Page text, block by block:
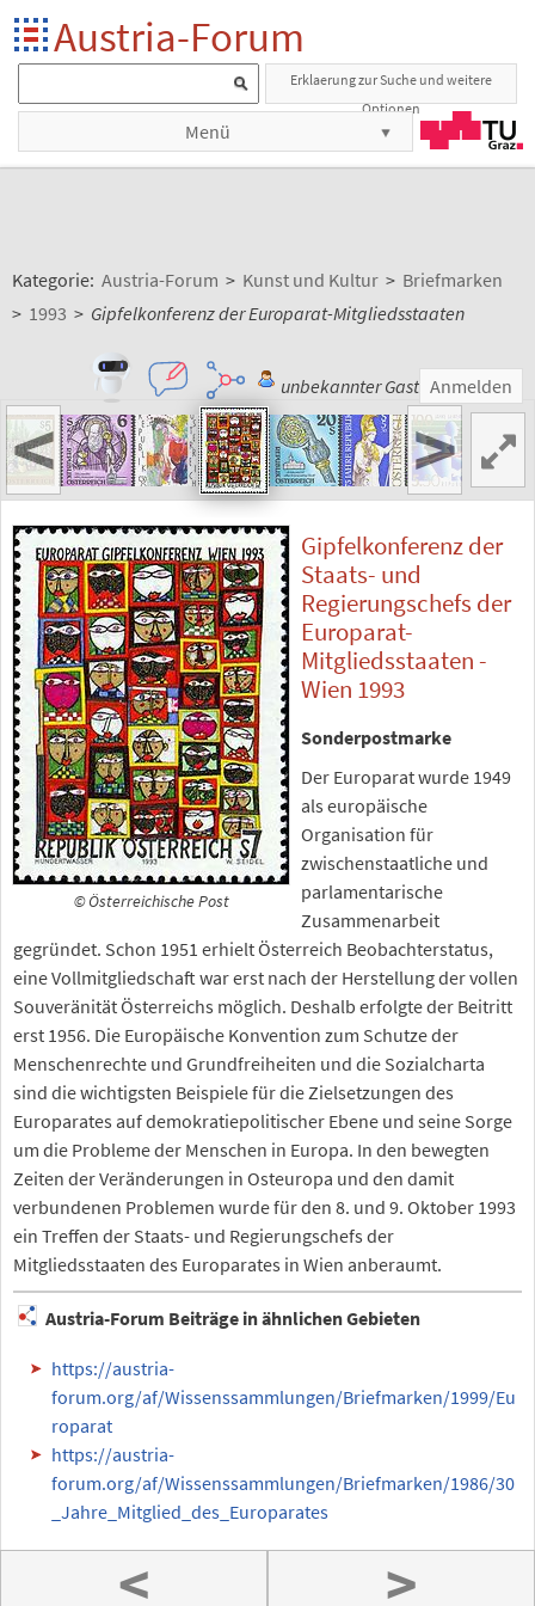
Austria-Forum
Erklaerung zur Suche und weitere
Optionen
Menü
Kategorie: Austria-Forum > Kunst und Kultur > Briefmarken
> 1993 > Gipfelkonferenz der Europarat-Mitgliedsstaaten
unbekannter Gast Anmelden
< >
© Österreichische Post
Gipfelkonferenz der
Staats- und
Regierungschefs der
Europarat-
Mitgliedsstaaten -
Wien 1993
Sonderpostmarke
Der Europarat wurde 1949
als europäische
Organisation für
zwischenstaatliche und
parlamentarische
Zusammenarbeit
gegründet. Schon 1951 erhielt Österreich Beobachterstatus,
eine Vollmitgliedschaft war erst nach der Herstellung der vollen
Souveränität Österreichs möglich. Deshalb erfolgte der Beitritt
erst 1956. Die Europäische Konvention zum Schutze der
Menschenrechte und Grundfreiheiten und die Sozialcharta
sind die wichtigsten Beispiele für die Zielsetzungen des
Europarates auf demokratiepolitischer Ebene und seine Sorge
um die Probleme der Menschen in Europa. In den bewegten
Zeiten der Veränderungen in Osteuropa und den damit
verbundenen Problemen wurde für den 8. und 9. Oktober 1993
ein Treffen der Staats- und Regierungschefs der
Mitgliedsstaaten des Europarates in Wien anberaumt.
Austria-Forum Beiträge in ähnlichen Gebieten
https://austria-
forum.org/af/Wissenssammlungen/Briefmarken/1999/Eu
roparat
https://austria-
forum.org/af/Wissenssammlungen/Briefmarken/1986/30
_Jahre_Mitglied_des_Europarates
< >